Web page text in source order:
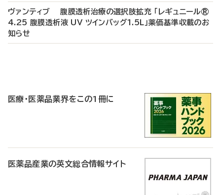
ヴァンティブ 腹膜透析治療の選択肢拡充 「レギュニール®
4.25 腹膜透析液 UV ツインバッグ1.5L」薬価基準収載のお
知らせ
医療・医薬品業界をこの1冊に
医薬品産業の英文総合情報サイト